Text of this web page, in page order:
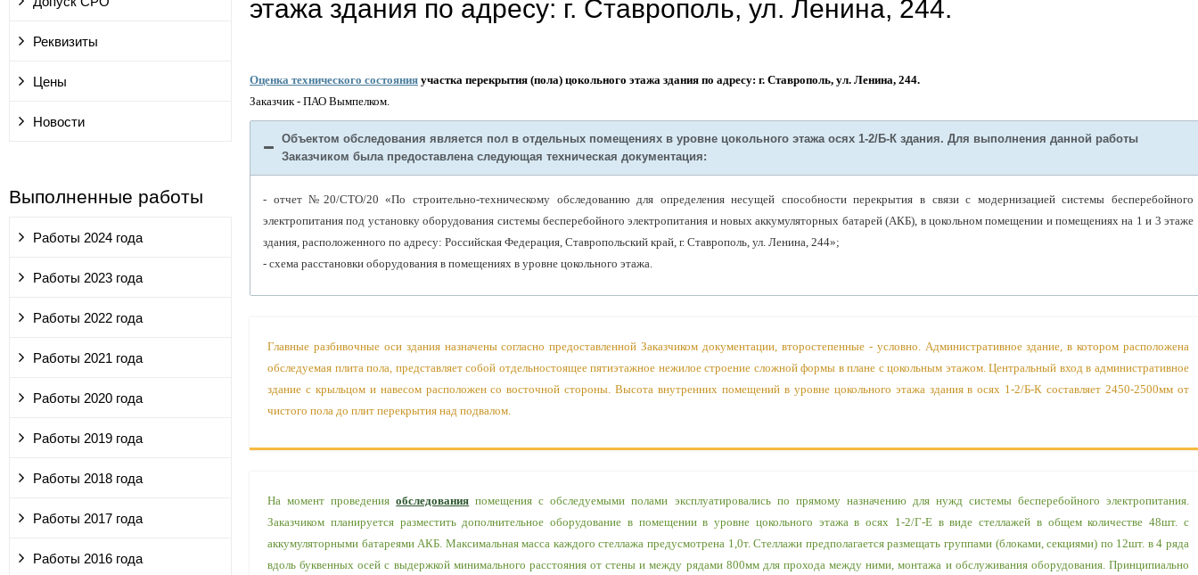
Реквизиты
Цены
Новости
Выполненные работы
Работы 2024 года
Работы 2023 года
Работы 2022 года
Работы 2021 года
Работы 2020 года
Работы 2019 года
Работы 2018 года
Работы 2017 года
Работы 2016 года
этажа здания по адресу: г. Ставрополь, ул. Ленина, 244.
Оценка технического состояния участка перекрытия (пола) цокольного этажа здания по адресу: г. Ставрополь, ул. Ленина, 244.
Заказчик - ПАО Вымпелком.
Объектом обследования является пол в отдельных помещениях в уровне цокольного этажа осях 1-2/Б-К здания. Для выполнения данной работы
Заказчиком была предоставлена следующая техническая документация:
- отчет №20/СТО/20 «По строительно-техническому обследованию для определения несущей способности перекрытия в связи с модернизацией системы бесперебойного
электропитания под установку оборудования системы бесперебойного электропитания и новых аккумуляторных батарей (АКБ), в цокольном помещении и помещениях на 1 и 3 этаже
здания, расположенного по адресу: Российская Федерация, Ставропольский край, г. Ставрополь, ул. Ленина, 244»;
- схема расстановки оборудования в помещениях в уровне цокольного этажа.
Главные разбивочные оси здания назначены согласно предоставленной Заказчиком документации, второстепенные - условно. Административное здание, в котором расположена
обследуемая плита пола, представляет собой отдельностоящее пятиэтажное нежилое строение сложной формы в плане с цокольным этажом. Центральный вход в административное
здание с крыльцом и навесом расположен со восточной стороны. Высота внутренних помещений в уровне цокольного этажа здания в осях 1-2/Б-К составляет 2450-2500мм от
чистого пола до плит перекрытия над подвалом.
На момент проведенияобследования помещения с обследуемыми полами эксплуатировались по прямому назначению для нужд системы бесперебойного электропитания.
Заказчиком планируется разместить дополнительное оборудование в помещении в уровне цокольного этажа в осях 1-2/Г-Е в виде стеллажей в общем количестве 48шт. с
аккумуляторными батареями АКБ. Максимальная масса каждого стеллажа предусмотрена 1,0т. Стеллажи предполагается размещать группами (блоками, секциями) по 12шт. в 4 ряда
вдоль буквенных осей с выдержкой минимального расстояния от стены и между рядами 800мм для прохода между ними, монтажа и обслуживания оборудования. Принципиально